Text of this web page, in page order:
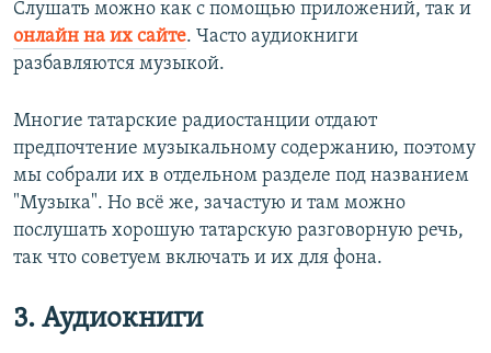
Слушать можно как с помощью приложений, так и
онлайн на их сайте. Часто аудиокниги
разбавляются музыкой.
Многие татарские радиостанции отдают
предпочтение музыкальному содержанию, поэтому
мы собрали их в отдельном разделе под названием
"Музыка". Но всё же, зачастую и там можно
послушать хорошую татарскую разговорную речь,
так что советуем включать и их для фона.
3. Аудиокниги